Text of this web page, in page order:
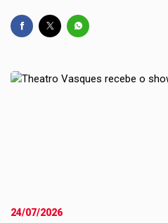
24/07/2026